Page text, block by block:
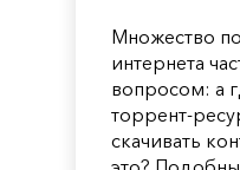
Множество
интернета
вопросом: а
торрент-
скачивать